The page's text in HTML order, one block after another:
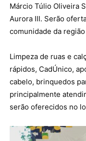
Márcio Túlio Oliveira
Aurora III. Serão
comunidade da
Limpeza de ruas e
rápidos, CadÚnico,
cabelo, brinquedos
principalmente
serão oferecidos no